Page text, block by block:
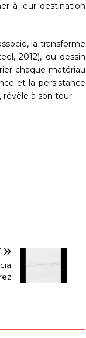
à leur destination
la transforme
2012), du dessin
chaque matériau
et la persistance
à son tour.